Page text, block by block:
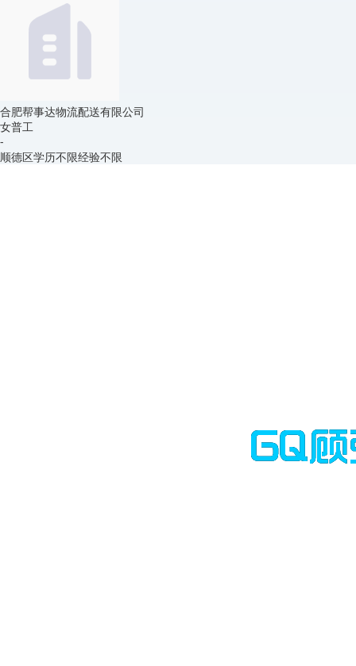
合肥帮事达物流配送有限公司
女普工
-
顺德区学历不限经验不限